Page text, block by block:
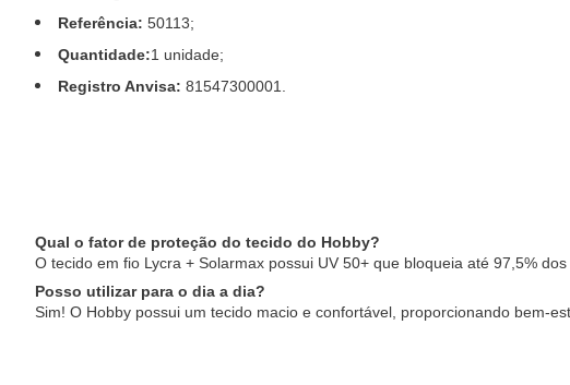
Referência: 50113;
Quantidade:1 unidade;
Registro Anvisa: 81547300001.
Qual o fator de proteção do tecido do Hobby?
O tecido em fio Lycra + Solarmax possui UV 50+ que bloqueia até 97,5% dos
Posso utilizar para o dia a dia?
Sim! O Hobby possui um tecido macio e confortável, proporcionando bem-